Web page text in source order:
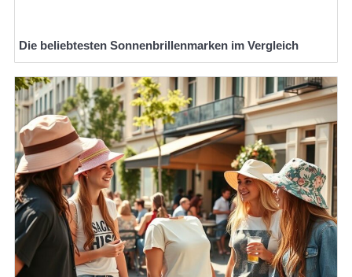
Die beliebtesten Sonnenbrillenmarken im Vergleich